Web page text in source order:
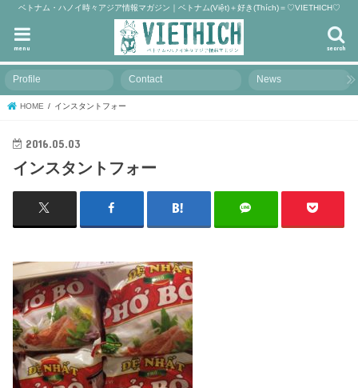
ベトナム・ハノイ時々アジア情報マガジン｜ベトナム(Việt)＋好き(Thích)＝♡VIETHICH♡
search
menu
Profile Contact News
HOME インスタントフォー
2016.05.03
インスタントフォー